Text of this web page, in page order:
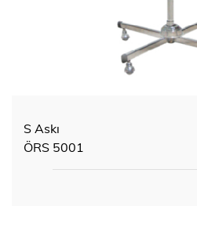
S Askı
ÖRS 5001